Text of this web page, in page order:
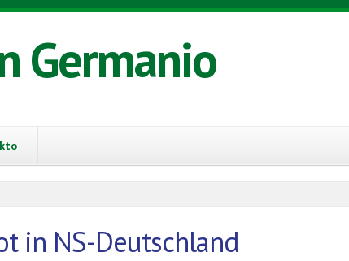
Germanio
in NS-Deutschland